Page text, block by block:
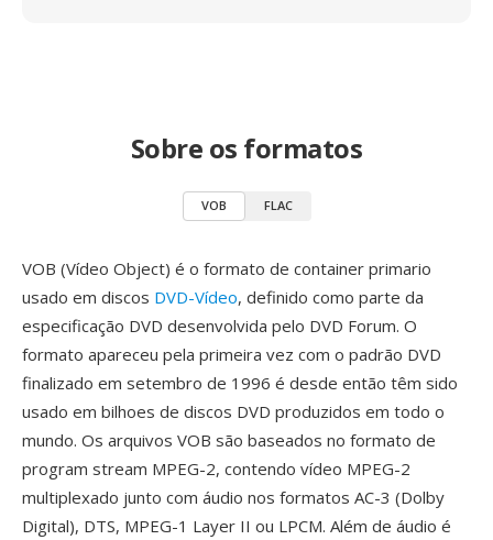
Sobre os formatos
VOB FLAC
VOB (Vídeo Object) é o formato de container primario
usado em discos DVD-Vídeo, definido como parte da
especificação DVD desenvolvida pelo DVD Forum. O
formato apareceu pela primeira vez com o padrão DVD
finalizado em setembro de 1996 é desde então têm sido
usado em bilhoes de discos DVD produzidos em todo o
mundo. Os arquivos VOB são baseados no formato de
program stream MPEG-2, contendo vídeo MPEG-2
multiplexado junto com áudio nos formatos AC-3 (Dolby
Digital), DTS, MPEG-1 Layer II ou LPCM. Além de áudio é